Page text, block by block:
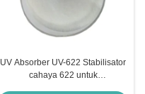
UV Absorber UV-622 Stabilisator
cahaya 622 untuk